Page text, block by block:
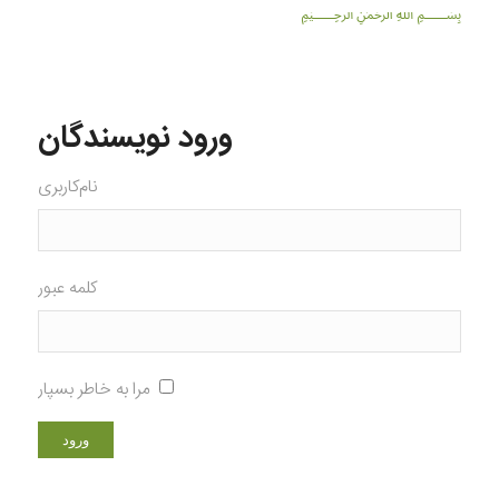
﷽
ورود نویسندگان
نام‌کاربری
کلمه عبور
مرا به خاطر بسپار